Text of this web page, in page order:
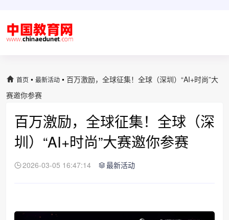
首页 • 最新活动 • 百万激励，全球征集！全球（深圳）“AI+时尚”大
赛邀你参赛
百万激励，全球征集！全球（深
圳）“AI+时尚”大赛邀你参赛
2026-03-05 16:47:14 最新活动